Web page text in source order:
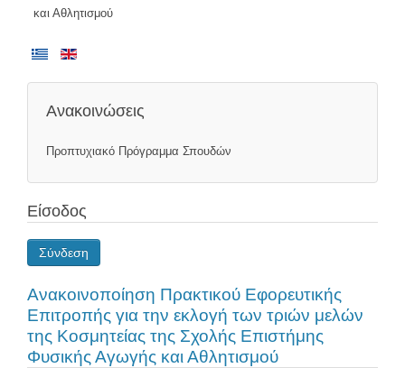
και Αθλητισμού
Ανακοινώσεις
Προπτυχιακό Πρόγραμμα Σπουδών
Είσοδος
Σύνδεση
Ανακοινοποίηση Πρακτικού Εφορευτικής
Επιτροπής για την εκλογή των τριών μελών
της Κοσμητείας της Σχολής Επιστήμης
Φυσικής Αγωγής και Αθλητισμού